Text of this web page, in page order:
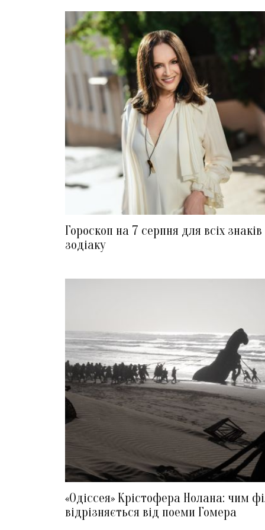
Гороскоп на 7 серпня для всіх знаків
зодіаку
«Одіссея» Крістофера Нолана: чим
відрізняється від поеми Гомера